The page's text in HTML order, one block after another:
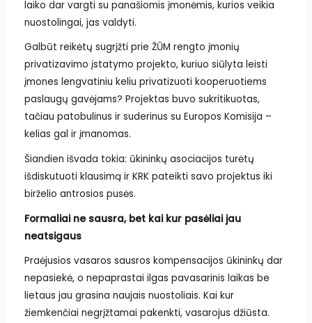
laiko dar vargti su panašiomis įmonėmis, kurios veikia
nuostolingai, jas valdyti.
Galbūt reikėtų sugrįžti prie ŽŪM rengto įmonių
privatizavimo įstatymo projekto, kuriuo siūlyta leisti
įmones lengvatiniu keliu privatizuoti kooperuotiems
paslaugų gavėjams? Projektas buvo sukritikuotas,
tačiau patobulinus ir suderinus su Europos Komisija –
kelias gal ir įmanomas.
Šiandien išvada tokia: ūkininkų asociacijos turėtų
išdiskutuoti klausimą ir KRK pateikti savo projektus iki
birželio antrosios pusės.
Formaliai ne sausra, bet kai kur pasėliai jau
neatsigaus
Praėjusios vasaros sausros kompensacijos ūkininkų dar
nepasiekė, o nepaprastai ilgas pavasarinis laikas be
lietaus jau grasina naujais nuostoliais. Kai kur
žiemkenčiai negrįžtamai pakenkti, vasarojus džiūsta.